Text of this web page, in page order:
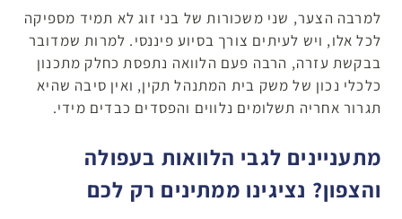
למרבה הצער, שני משכורות של בני זוג לא תמיד מספיקה
לכל אלו, ויש לעיתים צורך בסיוע פיננסי. למרות שמדובר
בבקשת עזרה, הרבה פעם הלוואה נתפסת כחלק מתכנון
כלכלי נכון של משק בית המתנהל תקין, ואין סיבה שהיא
תגרור אחריה תשלומים נלווים והפסדים כבדים מידי.
מתעניינים לגבי הלוואות בעפולה
והצפון? נציגינו ממתינים רק לכם